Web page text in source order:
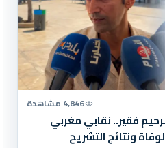
4,846 مشاهدة
فقير.. نقابي مغربي
ونتائج التشريح